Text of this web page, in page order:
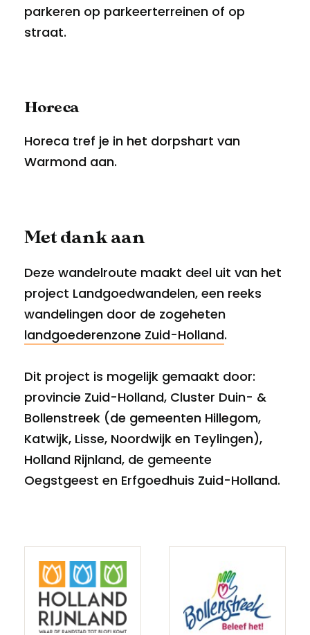
parkeren op parkeerterreinen of op
straat.
Horeca
Horeca tref je in het dorpshart van
Warmond aan.
Met dank aan
Deze wandelroute maakt deel uit van het
project Landgoedwandelen, een reeks
wandelingen door de zogeheten
landgoederenzone Zuid-Holland.
Dit project is mogelijk gemaakt door:
provincie Zuid-Holland, Cluster Duin- &
Bollenstreek (de gemeenten Hillegom,
Katwijk, Lisse, Noordwijk en Teylingen),
Holland Rijnland, de gemeente
Oegstgeest en Erfgoedhuis Zuid-Holland.